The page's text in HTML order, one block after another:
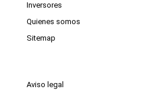
Inversores
Quienes somos
Sitemap
Aviso legal